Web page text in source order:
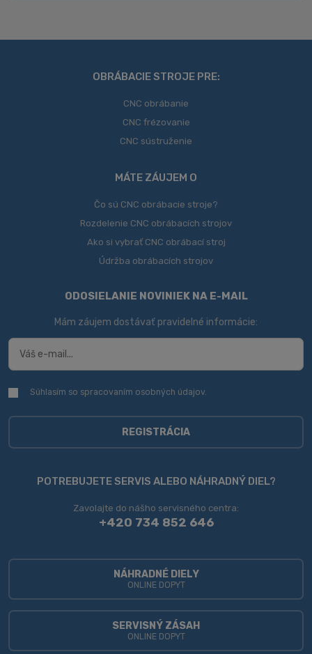
OBRÁBACIE STROJE PRE:
CNC obrábanie
CNC frézovanie
CNC sústruženie
MÁTE ZÁUJEM O
Čo sú CNC obrábacie stroje?
Rozdelenie CNC obrábacích strojov
Ako si vybrať CNC obrábací stroj
Údržba obrábacích strojov
ODOSIELANIE NOVINIEK NA E-MAIL
Mám záujem dostávať pravidelné informácie:
Súhlasím
spracovaním
Súhlasím so spracovaním osobných údajov.
REGISTRÁCIA
sa
nepodarilo
POTREBUJETE SERVIS ALEBO NÁHRADNÝ DIEL?
Zavolajte do nášho servisného centra:
+420 734 852 646
NÁHRADNÉ DIELY
ONLINE DOPYT
SERVISNÝ ZÁSAH
ONLINE DOPYT